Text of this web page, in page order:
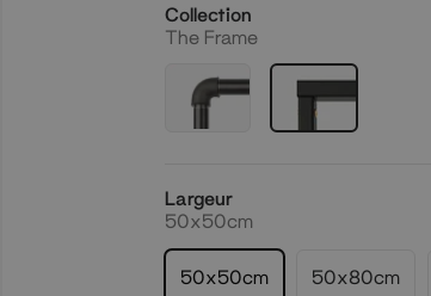
Collection
The Frame
Largeur
50x50cm
50x50cm 50x80cm